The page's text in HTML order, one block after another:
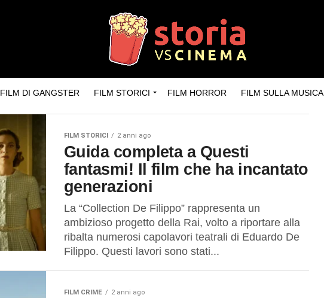
FILM DI GANGSTER FILM STORICI FILM HORROR FILM SULLA MUSICA
FILM STORICI 2 anni ago
Guida completa a Questi
fantasmi! Il film che ha incantato
generazioni
La “Collection De Filippo” rappresenta un
ambizioso progetto della Rai, volto a riportare alla
ribalta numerosi capolavori teatrali di Eduardo De
Filippo. Questi lavori sono stati...
FILM CRIME 2 anni ago